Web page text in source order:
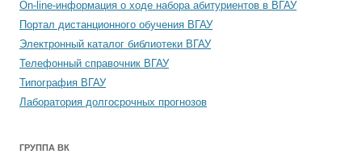
On-line-информация о ходе набора абитуриентов в ВГАУ
Портал дистанционного обучения ВГАУ
Электронный каталог библиотеки ВГАУ
Телефонный справочник ВГАУ
Типография ВГАУ
Лаборатория долгосрочных прогнозов
ГРУППА ВК